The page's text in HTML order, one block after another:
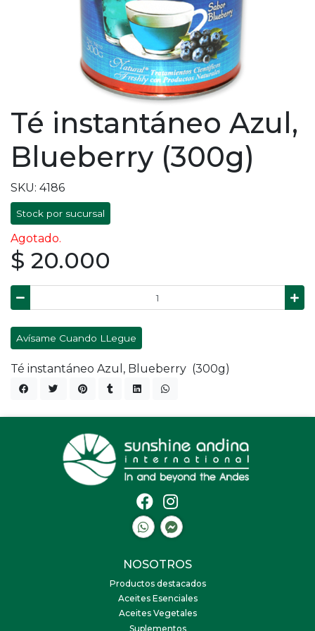
Té instantáneo Azul,
Blueberry (300g)
SKU: 4186
Stock por sucursal
Agotado.
$ 20.000
Avísame Cuando LLegue
Té instantáneo Azul, Blueberry (300g)
NOSOTROS
Productos destacados
Aceites Esenciales
Aceites Vegetales
Suplementos